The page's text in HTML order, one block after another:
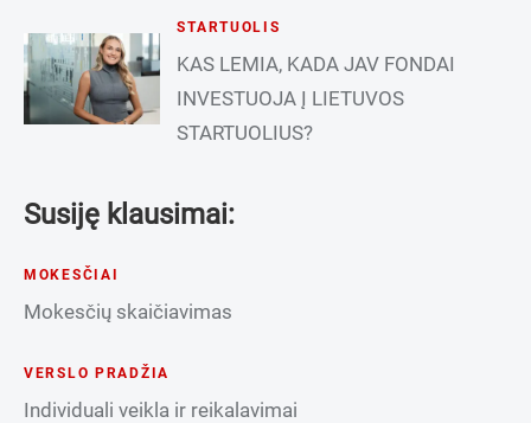
STARTUOLIS
KAS LEMIA, KADA JAV FONDAI
INVESTUOJA Į LIETUVOS
STARTUOLIUS?
Susiję klausimai:
MOKESČIAI
Mokesčių skaičiavimas
VERSLO PRADŽIA
Individuali veikla ir reikalavimai